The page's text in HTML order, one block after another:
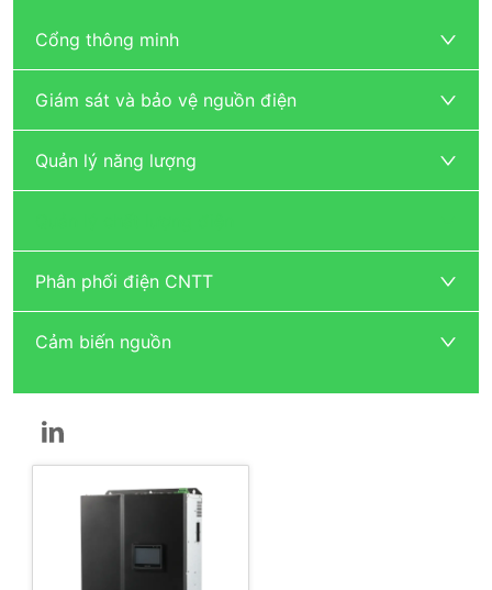
Cổng thông minh
Giám sát và bảo vệ nguồn điện
Quản lý năng lượng
Phân phối điện CNTT
Cảm biến nguồn